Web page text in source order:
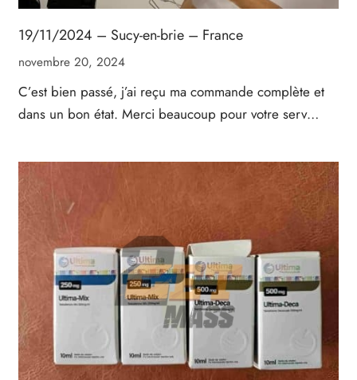
19/11/2024 – Sucy-en-brie – France
novembre 20, 2024
C’est bien passé, j’ai reçu ma commande complète et
dans un bon état. Merci beaucoup pour votre serv…